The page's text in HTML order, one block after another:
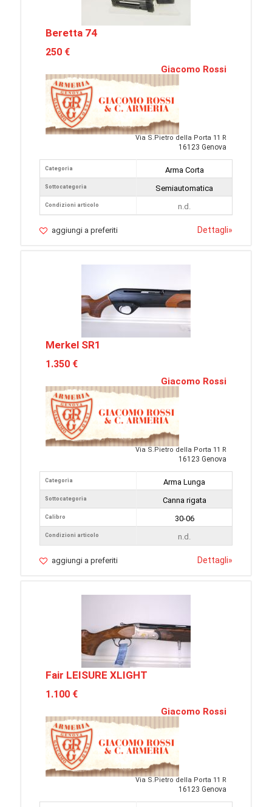
Beretta 74
250 €
Giacomo Rossi
Via S.Pietro della Porta 11 R
16123 Genova
Categoria
Sottocategoria
Condizioni articolo
Arma Corta
Semiautomatica
n.d.
aggiungi a preferiti Dettagli»
Merkel SR1
1.350 €
Giacomo Rossi
Via S.Pietro della Porta 11 R
16123 Genova
Categoria
Sottocategoria
Calibro
Condizioni articolo
Arma Lunga
Canna rigata
30-06
n.d.
aggiungi a preferiti Dettagli»
Fair LEISURE XLIGHT
1.100 €
Giacomo Rossi
Via S.Pietro della Porta 11 R
16123 Genova